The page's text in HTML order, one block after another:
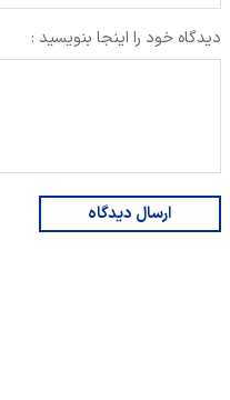
دیدگاه خود را اینجا بنویسید :
ارسال دیدگاه